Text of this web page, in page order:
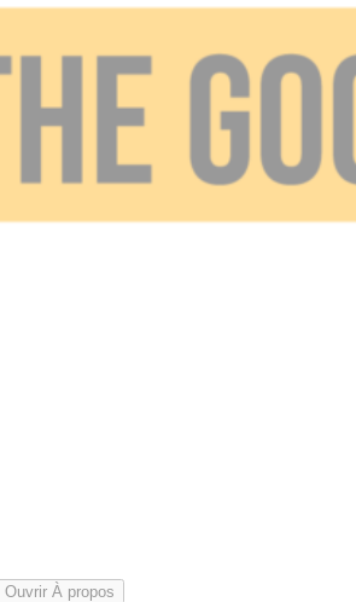
Ouvrir À propos